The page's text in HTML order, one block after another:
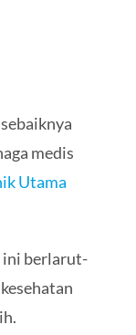
medis
Utama
ini berlarut-